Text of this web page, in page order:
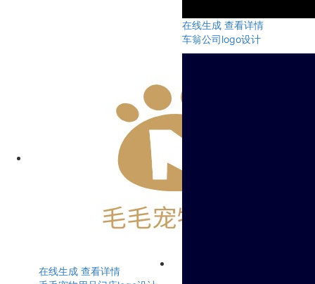
在线生成 查看详情
车翁公司logo设计
在线生成 查看详情